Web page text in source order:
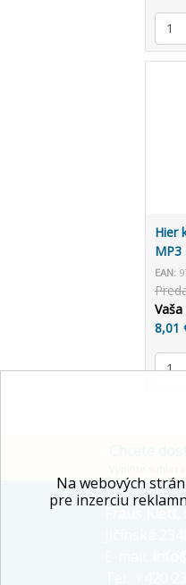
Hier
MP3
EAN:
8,01
Fraus Klett,
Na webových
pre inzerciu